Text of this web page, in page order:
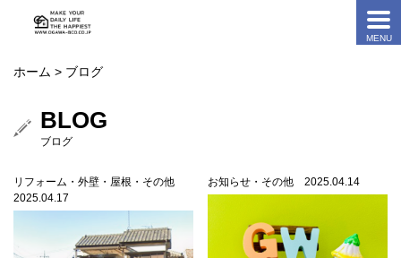
ホーム > ブログ
BLOG
ブログ
リフォーム・外壁・屋根・その他
2025.04.17
お知らせ・その他 2025.04.14